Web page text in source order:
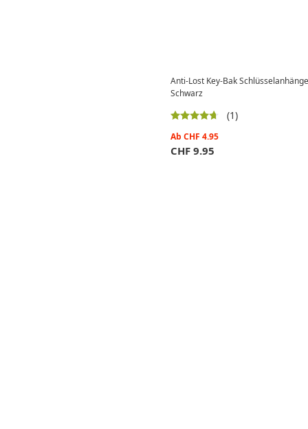
Anti-Lost Key-Bak
Schwarz
(1)
Ab CHF 4.95
CHF 9.95